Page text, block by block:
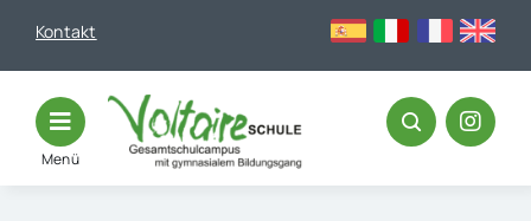
Kontakt
Menü